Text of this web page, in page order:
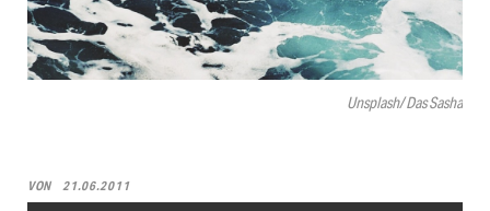
Unsplash/ Das Sasha
VON 21.06.2011